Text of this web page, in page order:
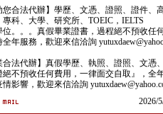
您合法代辦】學歷、文憑、證照、證件、
專科、大學、研究所、TOEIC，IELTS
位。。。真假畢業證書，過程絕不預收任
全年服務，歡迎來信洽詢
合法代辦】真假學歷、執照、證照、文憑
絕不預收任何費用，一律面交自取』，全
影響，歡迎來信洽詢
2026/